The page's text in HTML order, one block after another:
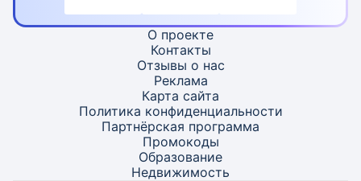
О проекте
Контакты
Отзывы о нас
Реклама
Карта сайта
Политика конфиденциальности
Партнёрская программа
Промокоды
Образование
Недвижимость